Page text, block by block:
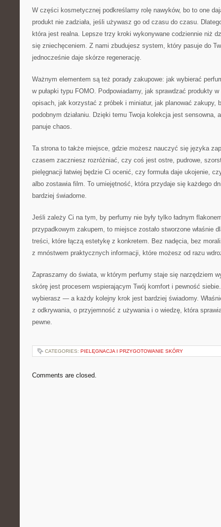
W części kosmetycznej podkreślamy rolę nawyków, bo to one
produkt nie zadziała, jeśli używasz go od czasu do czasu.
która jest realna. Lepsze trzy kroki wykonywane codziennie niż
się zniechęceniem. Z nami zbudujesz system, który pasuje do
jednocześnie daje skórze regenerację.
Ważnym elementem są też porady zakupowe: jak wybierać
w pułapki typu FOMO. Podpowiadamy, jak sprawdzać produkty
opisach, jak korzystać z próbek i miniatur, jak planować zakupy,
podobnym działaniu. Dzięki temu Twoja kolekcja jest sensowna,
panuje chaos.
Ta strona to także miejsce, gdzie możesz nauczyć się języka
czasem zaczniesz rozróżniać, czy coś jest ostre, pudrowe,
pielęgnacji łatwiej będzie Ci ocenić, czy formuła daje ukojenie,
albo zostawia film. To umiejętność, która przydaje się każdego
bardziej świadome.
Jeśli zależy Ci na tym, by perfumy nie były tylko ładnym
przypadkowym zakupem, to miejsce zostało stworzone właśnie
treści, które łączą estetykę z konkretem. Bez nadęcia, bez
z mnóstwem praktycznych informacji, które możesz od razu
Zapraszamy do świata, w którym perfumy staje się narzędziem
skórę jest procesem wspierającym Twój komfort i pewność
wybierasz — a każdy kolejny krok jest bardziej świadomy.
z odkrywania, o przyjemność z używania i o wiedzę, która
pewne.
CATEGORIES: PIELĘGNACJA I PRZYGOTOWANIE SKÓRY
Comments are closed.